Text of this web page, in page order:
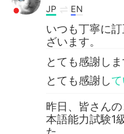
JP EN
いつも丁寧に
ざいます。
とても感謝しま
とても感謝し
昨日、皆さん
本語能力試験1